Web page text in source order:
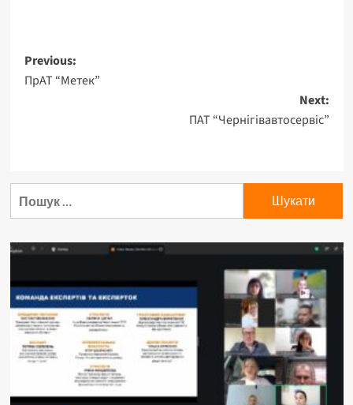
Previous:
ПрАТ “Метек”
Next:
ПАТ “Чернігівавтосервіс”